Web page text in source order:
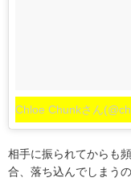
Chloe Chunkさん
相手に振られてからも
合、落ち込んでしまう